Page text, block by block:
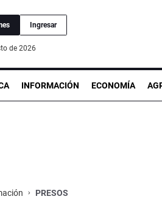
Ingresar
de 2026
INFORMACIÓN ECONOMÍA
PRESOS